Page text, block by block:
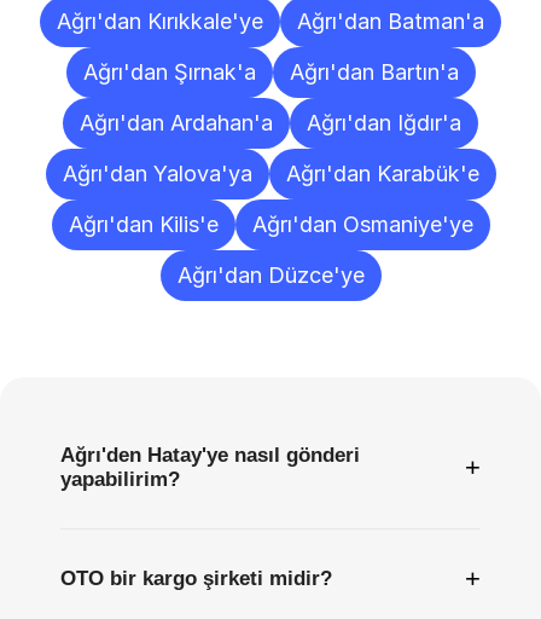
Ağrı'dan Kırıkkale'ye
Ağrı'dan Batman'a
Ağrı'dan Şırnak'a
Ağrı'dan Bartın'a
Ağrı'dan Ardahan'a
Ağrı'dan Iğdır'a
Ağrı'dan Yalova'ya
Ağrı'dan Karabük'e
Ağrı'dan Kilis'e
Ağrı'dan Osmaniye'ye
Ağrı'dan Düzce'ye
Ağrı'den Hatay'ye nasıl gönderi
yapabilirim?
+
OTO bir kargo şirketi midir? +